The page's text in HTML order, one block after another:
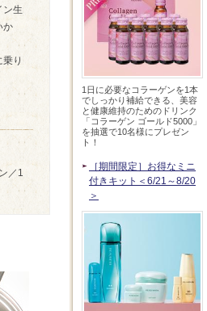
ン生
か
り
／1
1日に必要なコラーゲンを1本
でしっかり補給できる、美容
と健康維持のためのドリンク
「コラーゲン ゴールド5000」
を抽選で10名様にプレゼン
ト！
［期間限定］お得なミニ
付きキット＜6/21～8/20
＞